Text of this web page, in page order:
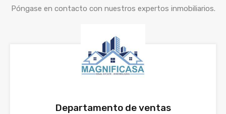
Póngase en contacto con nuestros expertos inmobiliarios.
Departamento de ventas